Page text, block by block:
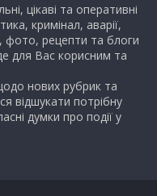
цікаві та оперативні
кримінал, аварії,
фото, рецепти та блоги
для Вас корисним та
нових рубрик та
відшукати потрібну
думки про події у